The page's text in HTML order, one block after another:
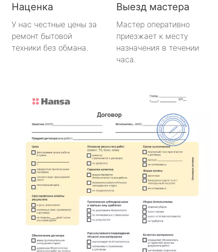
Наценка
У нас честные цены за
ремонт бытовой
техники без обмана.
Выезд мастера
Мастер оперативно
приезжает к месту
назначения в течении
часа.